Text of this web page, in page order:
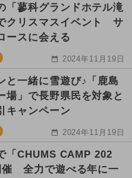
「蓼科グランドホテル滝
クリスマスイベント サ
ースに会える
2024年11月19日
と一緒に雪遊び♪「鹿島
場」で長野県民を対象と
キャンペーン
2024年11月19日
「CHUMS CAMP 202
催 全力で遊べる年に一